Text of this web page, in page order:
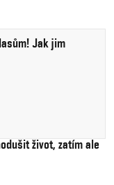
Jak jim
život, zatím ale